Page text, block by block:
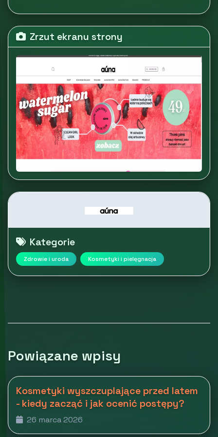
Zrzut ekranu strony
Kategorie
Zdrowie i uroda Kosmetyki i pielęgnacja
Powiązane wpisy
Kosmetyki wyszczuplające przed latem
- kiedy zacząć i jak ocenić postępy?
26 marca 2026